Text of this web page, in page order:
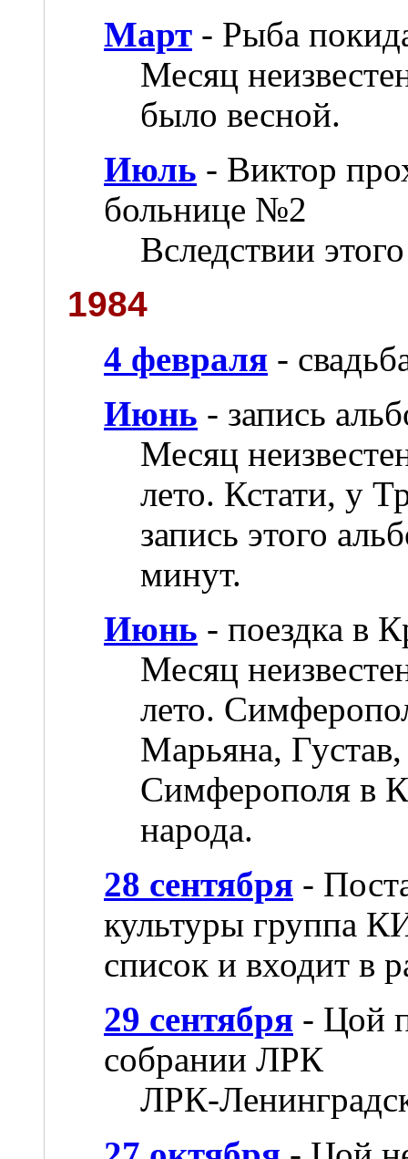
Март - Рыба
Месяц
было весной.
Июль - Виктор
больнице №2
Вследствии
1984
4 февраля -
Июнь - запись
Месяц
лето. Кстати, у
запись этого
минут.
Июнь - поездка в
Месяц
лето.
Марьяна,
Симферополя в
народа.
28 сентября -
культуры группа
список и входит в
29 сентября - Цой
собрании ЛРК
ЛРК-